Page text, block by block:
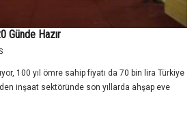
Günde Hazır
100 yıl ömre sahip fiyatı da 70 bin lira Türkiye
inşaat sektöründe son yıllarda ahşap eve